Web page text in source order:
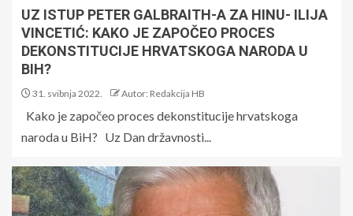
UZ ISTUP PETER GALBRAITH-A ZA HINU- ILIJA
VINCETIĆ: KAKO JE ZAPOČEO PROCES
DEKONSTITUCIJE HRVATSKOGA NARODA U
BIH?
31. svibnja 2022. Autor: Redakcija HB
Kako je započeo proces dekonstitucije hrvatskoga
naroda u BiH? Uz Dan državnosti...